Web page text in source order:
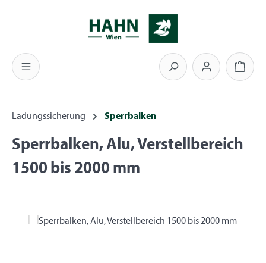
Ladungssicherung Sperrbalken
Sperrbalken, Alu, Verstellbereich
1500 bis 2000 mm
Bildergalerie überspringen